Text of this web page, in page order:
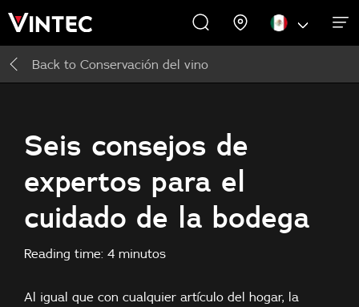
CAVAS DE VINO
Cavas de vino
Accesorios
ACERCA DE NOSOTROS
Acerca de nosotros
INSPIRAR
Inspirar
PROMOCIONES
EXPERIENCIAS
COMERCIAL
APOYO
Back to Conservación del vino
Seis consejos de
expertos para el
cuidado de la bodega
Reading time: 4 minutos
Al igual que con cualquier artículo del hogar, la